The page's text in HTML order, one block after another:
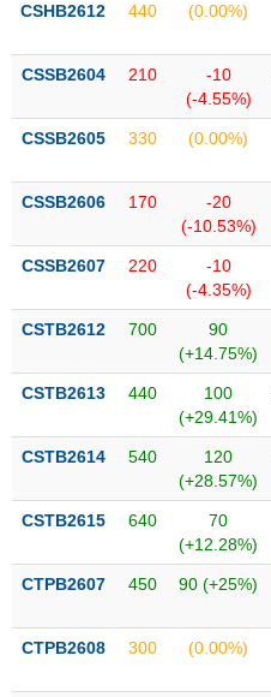
CSHB2612 440 (0.00%)
CSSB2604 210
-10
(-4.55%)
CSSB2605 330 (0.00%)
CSSB2606 170
-20
(-10.53%)
CSSB2607 220
-10
(-4.35%)
CSTB2612 700
90
(+14.75%)
CSTB2613 440
100
(+29.41%)
CSTB2614 540
120
(+28.57%)
CSTB2615 640
70
(+12.28%)
CTPB2607 450 90 (+25%)
CTPB2608 300 (0.00%)
Tin
(-)
Bài
tác
Báo
cáo
tích
(-)
Thuật
(-)
Dịch
vụ
Đào